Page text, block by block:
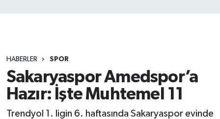
HABERLER SPOR
Sakaryaspor Amedspor’a
Hazır: İşte Muhtemel 11
Trendyol 1. ligin 6. haftasında Sakaryaspor evinde